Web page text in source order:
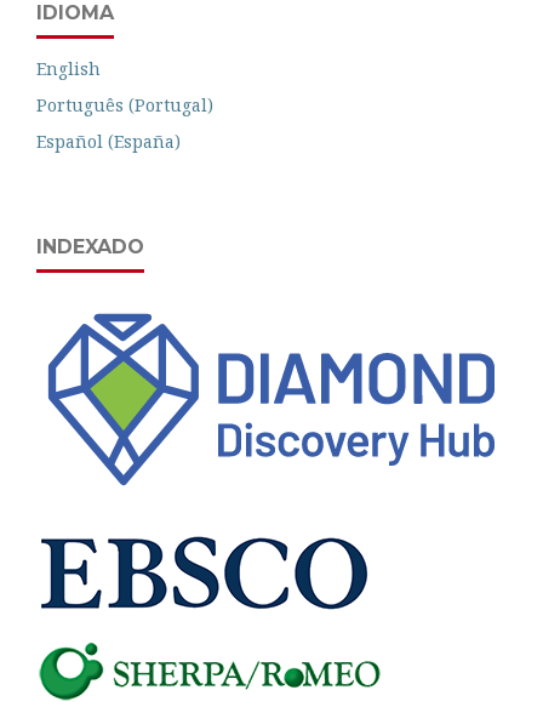
IDIOMA
English
Português (Portugal)
Español (España)
INDEXADO